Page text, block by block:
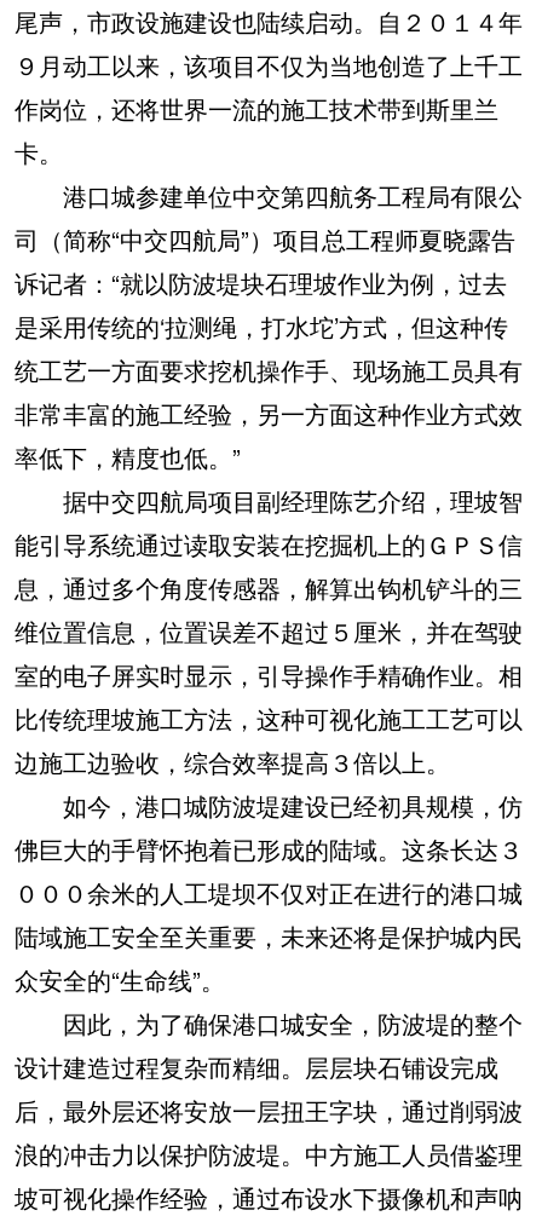
尾声，市政设施建设也陆续启动。自２０１４年
９月动工以来，该项目不仅为当地创造了上千工
作岗位，还将世界一流的施工技术带到斯里兰
卡。
港口城参建单位中交第四航务工程局有限公
司（简称“中交四航局”）项目总工程师夏晓露告
诉记者：“就以防波堤块石理坡作业为例，过去
是采用传统的‘拉测绳，打水坨’方式，但这种传
统工艺一方面要求挖机操作手、现场施工员具有
非常丰富的施工经验，另一方面这种作业方式效
率低下，精度也低。”
据中交四航局项目副经理陈艺介绍，理坡智
能引导系统通过读取安装在挖掘机上的ＧＰＳ信
息，通过多个角度传感器，解算出钩机铲斗的三
维位置信息，位置误差不超过５厘米，并在驾驶
室的电子屏实时显示，引导操作手精确作业。相
比传统理坡施工方法，这种可视化施工工艺可以
边施工边验收，综合效率提高３倍以上。
如今，港口城防波堤建设已经初具规模，仿
佛巨大的手臂怀抱着已形成的陆域。这条长达３
０００余米的人工堤坝不仅对正在进行的港口城
陆域施工安全至关重要，未来还将是保护城内民
众安全的“生命线”。
因此，为了确保港口城安全，防波堤的整个
设计建造过程复杂而精细。层层块石铺设完成
后，最外层还将安放一层扭王字块，通过削弱波
浪的冲击力以保护防波堤。中方施工人员借鉴理
坡可视化操作经验，通过布设水下摄像机和声呐